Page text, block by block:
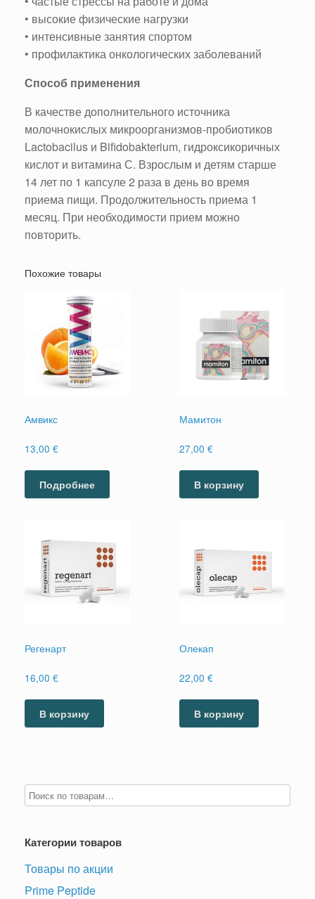
• высокие физические нагрузки
• интенсивные занятия спортом
• профилактика онкологических заболеваний
Способ применения
В качестве дополнительного источника
молочнокислых микроорганизмов-пробиотиков
Lactobacilus и Bifidobakterium, гидроксикоричных
кислот и витамина С. Взрослым и детям старше
14 лет по 1 капсуле 2 раза в день во время
приема пищи. Продолжительность приема 1
месяц. При необходимости прием можно
повторить.
Похожие товары
Амвикс
13,00 €
Подробнее
Мамитон
27,00€
В корзину
Регенарт
16,00 €
В корзину
Олекап
22,00€
В корзину
Категории товаров
Товары по акции
Prime Peptide